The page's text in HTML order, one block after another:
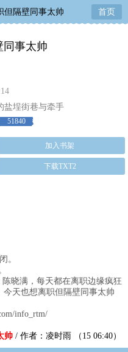
但隔壁同事太帅 首页
同事太帅
盐埕街巷与牵手
51840
加入书架
下载TXT2
。
晓满，每天都在离职边缘疯狂
天也想离职但隔壁同事太帅
info_rtm/
帅 / 作者：凌时雨 （15 06:40）